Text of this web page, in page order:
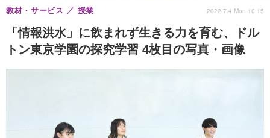
「情報洪水」に飲まれず生きる力を育む、ドル
トン東京学園の探究学習 4枚目の写真・画像
教材・サービス 授業 2022.7.4 Mon 10:15